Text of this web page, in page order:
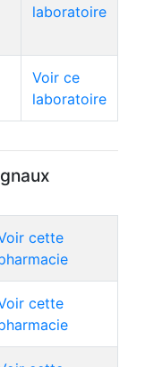
laboratoire
Voir ce
laboratoire
cette
cette